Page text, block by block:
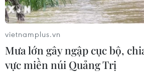
vietnamplus.vn
Mưa lớn gây ngập cục bộ,
vực miền núi Quảng Trị